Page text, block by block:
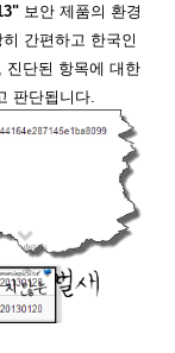
보안 제품의 환경
간편하고 한국인
진단된 항목에 대한
판단됩니다.